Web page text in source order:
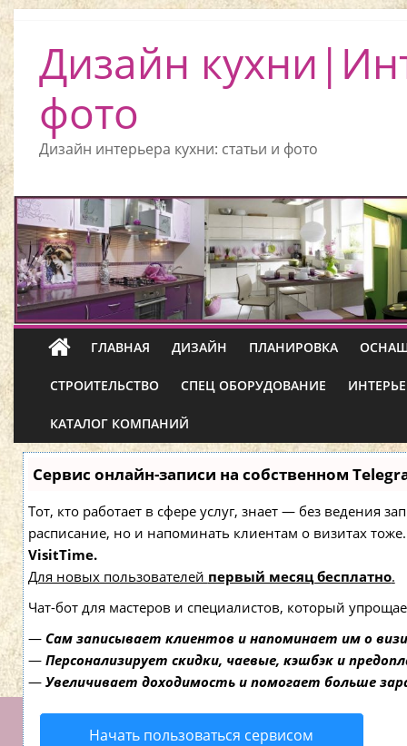
Дизайн
фото
Дизайн интерьера кухни: статьи и фото
ГЛАВНАЯ ДИЗАЙН ПЛАНИРОВКА
СТРОИТЕЛЬСТВО СПЕЦ ОБОРУДОВАНИЕ
КАТАЛОГ КОМПАНИЙ
Сервис онлайн-записи на собственном
Тот, кто работает в сфере услуг, знает — без ведения
расписание, но и напоминать клиентам о визитах
VisitTime.
Для новых пользователей первый месяц бесплатно.
Чат-бот для мастеров и специалистов, который
— Сам записывает клиентов и напоминает им о
— Персонализирует скидки, чаевые, кэшбэк и
— Увеличивает доходимость и помогает больше
Начать пользоваться сервисом